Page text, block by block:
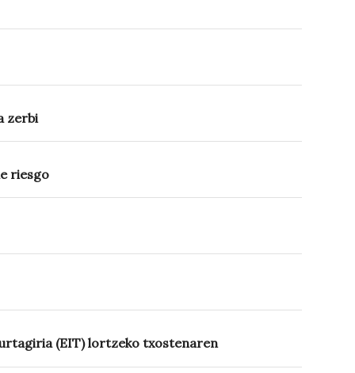
zerbi
riesgo
(EIT) lortzeko txostenaren